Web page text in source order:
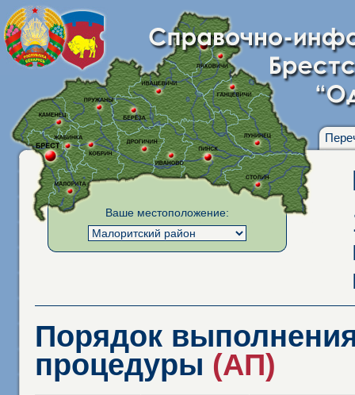
Ваше местоположение:
Порядок
процедуры (АП)